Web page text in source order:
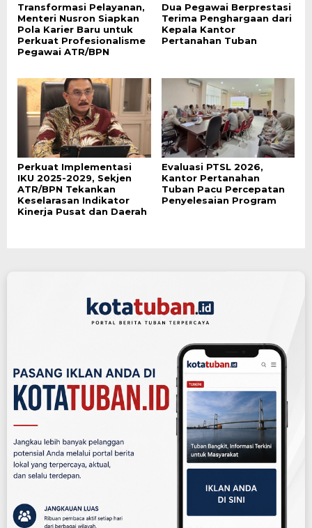
Transformasi Pelayanan,
Menteri Nusron Siapkan
Pola Karier Baru untuk
Perkuat Profesionalisme
Pegawai ATR/BPN
Dua Pegawai Berprestasi
Terima Penghargaan dari
Kepala Kantor
Pertanahan Tuban
Perkuat Implementasi
IKU 2025-2029, Sekjen
ATR/BPN Tekankan
Keselarasan Indikator
Kinerja Pusat dan Daerah
Evaluasi PTSL 2026,
Kantor Pertanahan
Tuban Pacu Percepatan
Penyelesaian Program